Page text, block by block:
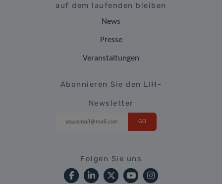
auf dem laufenden bleiben
News
Presse
Veranstaltungen
Abonnieren Sie den LIH-
Newsletter
Folgen Sie uns